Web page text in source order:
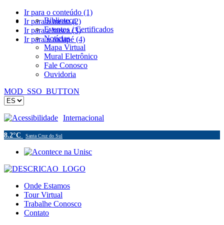
Ir para o conteúdo (1)
Ir para o menu (2)
Ir para a busca (3)
Ir para o rodapé (4)
Biblioteca
Eventos / Certificados
Notícias
Mapa Virtual
Mural Eletrônico
Fale Conosco
Ouvidoria
MOD_SSO_BUTTON
Acessibilidade Internacional
8.2°C Santa Cruz do Sul
Onde Estamos
Tour Virtual
Trabalhe Conosco
Contato